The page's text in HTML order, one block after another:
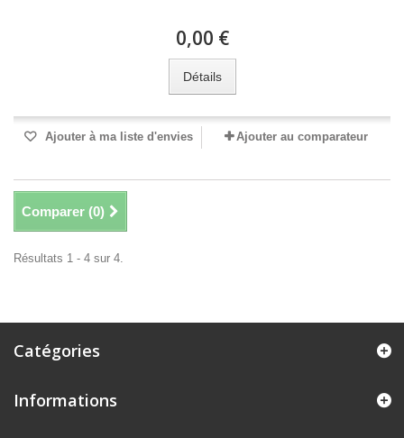
0,00 €
Détails
Ajouter à ma liste d'envies Ajouter au comparateur
Comparer (0)
Résultats 1 - 4 sur 4.
Catégories
Informations